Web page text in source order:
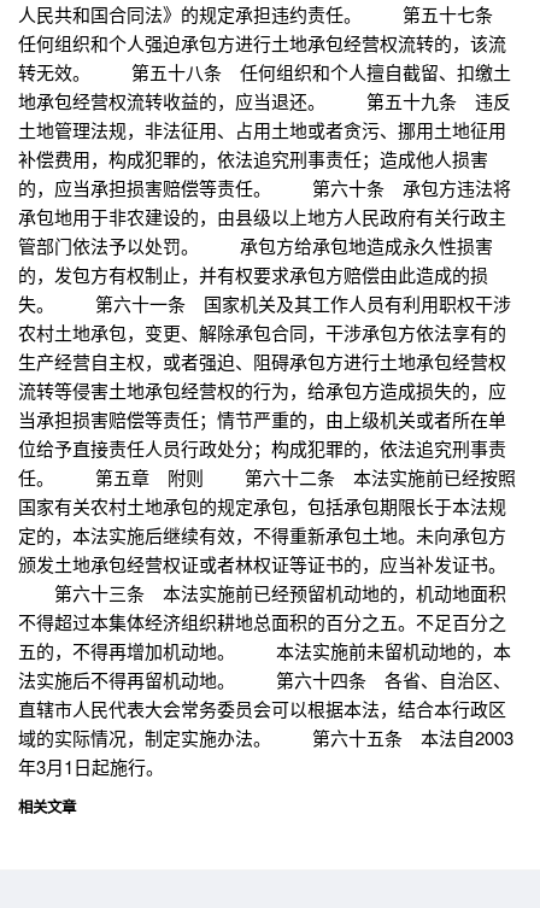
人民共和国合同法》的规定承担违约责任。 第五十七条
任何组织和个人强迫承包方进行土地承包经营权流转的，该流
转无效。 第五十八条 任何组织和个人擅自截留、扣缴土
地承包经营权流转收益的，应当退还。 第五十九条 违反
土地管理法规，非法征用、占用土地或者贪污、挪用土地征用
补偿费用，构成犯罪的，依法追究刑事责任；造成他人损害
的，应当承担损害赔偿等责任。 第六十条 承包方违法将
承包地用于非农建设的，由县级以上地方人民政府有关行政主
管部门依法予以处罚。 承包方给承包地造成永久性损害
的，发包方有权制止，并有权要求承包方赔偿由此造成的损
失。 第六十一条 国家机关及其工作人员有利用职权干涉
农村土地承包，变更、解除承包合同，干涉承包方依法享有的
生产经营自主权，或者强迫、阻碍承包方进行土地承包经营权
流转等侵害土地承包经营权的行为，给承包方造成损失的，应
当承担损害赔偿等责任；情节严重的，由上级机关或者所在单
位给予直接责任人员行政处分；构成犯罪的，依法追究刑事责
任。 第五章 附则 第六十二条 本法实施前已经按照
国家有关农村土地承包的规定承包，包括承包期限长于本法规
定的，本法实施后继续有效，不得重新承包土地。未向承包方
颁发土地承包经营权证或者林权证等证书的，应当补发证书。
第六十三条 本法实施前已经预留机动地的，机动地面积
不得超过本集体经济组织耕地总面积的百分之五。不足百分之
五的，不得再增加机动地。 本法实施前未留机动地的，本
法实施后不得再留机动地。 第六十四条 各省、自治区、
直辖市人民代表大会常务委员会可以根据本法，结合本行政区
域的实际情况，制定实施办法。 第六十五条 本法自2003
年3月1日起施行。
相关文章